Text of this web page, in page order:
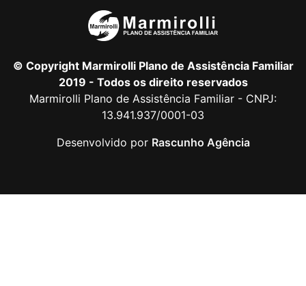
© Copyright Marmirolli Plano de Assistência Familiar
2019 - Todos os direito reservados
Marmirolli Plano de Assistência Familiar - CNPJ:
13.941.937/0001-03
Desenvolvido por Rascunho Agência